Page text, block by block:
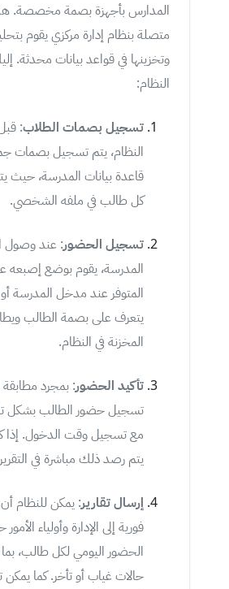
المدارس بأجهزة بصمة مخصصة.
متصلة بنظام إدارة مركزي يقوم
وتخزينها في قواعد بيانات
النظام:
تسجيل بصمات الطلاب:
النظام، يتم تسجيل بصمات
قاعدة بيانات المدرسة، حيث
كل طالب في ملفه الشخصي.
تسجيل الحضور: عند وصول
المدرسة، يقوم بوضع إصبعه
المتوفر عند مدخل المدرسة
يتعرف على بصمة الطالب
المخزنة في النظام.
تأكيد الحضور: بمجرد مطابقة
تسجيل حضور الطالب بشكل
مع تسجيل وقت الدخول. إذا
يتم رصد ذلك مباشرة في
إرسال تقارير: يمكن للنظام أن
فورية إلى الإدارة وأولياء
الحضور اليومي لكل طالب،
حالات غياب أو تأخر. كما يمكن